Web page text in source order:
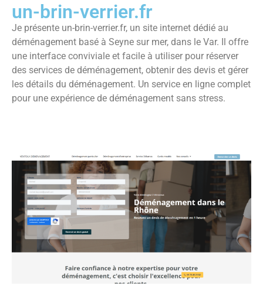
un-brin-verrier.fr
Je présente un-brin-verrier.fr, un site internet dédié au
déménagement basé à Seyne sur mer, dans le Var. Il offre
une interface conviviale et facile à utiliser pour réserver
des services de déménagement, obtenir des devis et gérer
les détails du déménagement. Un service en ligne complet
pour une expérience de déménagement sans stress.